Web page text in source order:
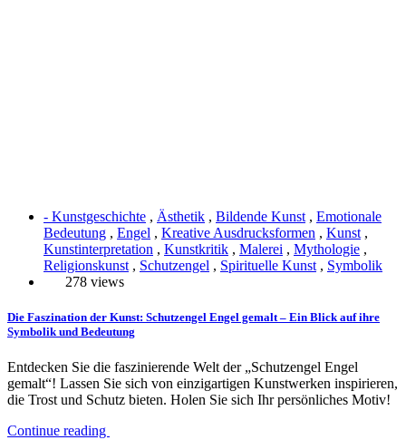
- Kunstgeschichte , Ästhetik , Bildende Kunst , Emotionale
Bedeutung , Engel , Kreative Ausdrucksformen , Kunst ,
Kunstinterpretation , Kunstkritik , Malerei , Mythologie ,
Religionskunst , Schutzengel , Spirituelle Kunst , Symbolik
278 views
Die Faszination der Kunst: Schutzengel Engel gemalt – Ein Blick auf ihre
Symbolik und Bedeutung
Entdecken Sie die faszinierende Welt der „Schutzengel Engel
gemalt“! Lassen Sie sich von einzigartigen Kunstwerken inspirieren,
die Trost und Schutz bieten. Holen Sie sich Ihr persönliches Motiv!
Continue reading